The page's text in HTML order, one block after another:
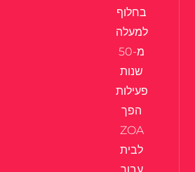
בחלוף
למעלה
מ-50
שנות
פעילות
הפך
ZOA
לבית
עבור